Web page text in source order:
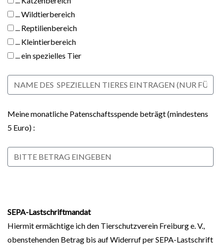
... Wildtierbereich
... Reptilienbereich
... Kleintierbereich
... ein spezielles Tier
Meine monatliche Patenschaftsspende beträgt (mindestens
5 Euro) :
SEPA-Lastschriftmandat
Hiermit ermächtige ich den Tierschutzverein Freiburg e. V.,
obenstehenden Betrag bis auf Widerruf per SEPA-Lastschrift